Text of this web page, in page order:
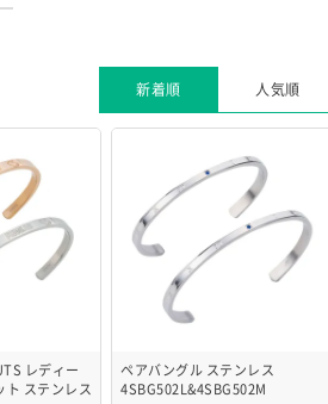
新着順 人気順
レディー
ト ステンレス
ペアバングル ステンレス
4SBG502L&4SBG502M